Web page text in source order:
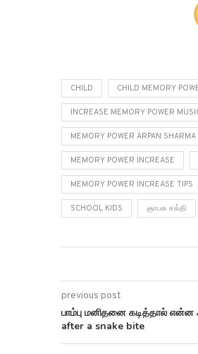
CHILD CHILD MEMORY
INCREASE MEMORY POWER
MEMORY POWER ARPAN SHARMA
MEMORY POWER INCREASE
MEMORY POWER INCREASE TIPS
SCHOOL KIDS ஞாபக சக்தி
previous post
பாம்பு மனிதனை கடித்தால்
after a snake bite